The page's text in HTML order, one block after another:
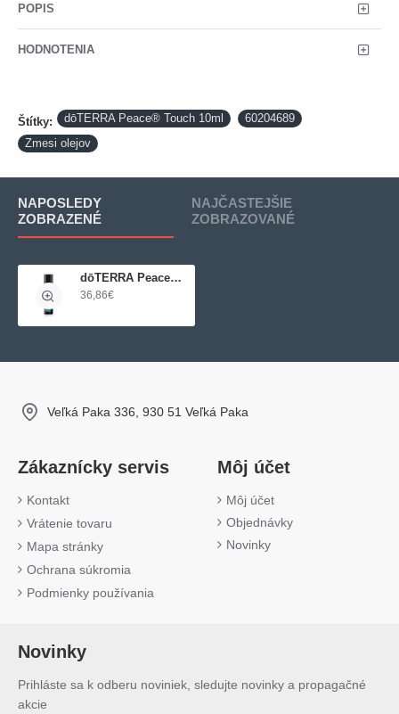
POPIS
HODNOTENIA
Štítky: dōTERRA Peace® Touch 10ml
60204689
Zmesi olejov
NAPOSLEDY
ZOBRAZENÉ
NAJČASTEJŠIE
ZOBRAZOVANÉ
dōTERRA Peace® Touch 10ml
36,86€
Veľká Paka 336, 930 51 Veľká Paka
Zákaznícky servis
Kontakt
Vrátenie tovaru
Mapa stránky
Ochrana súkromia
Podmienky používania
Môj účet
Môj účet
Objednávky
Novinky
Novinky
Prihláste sa k odberu noviniek, sledujte novinky a propagačné
akcie